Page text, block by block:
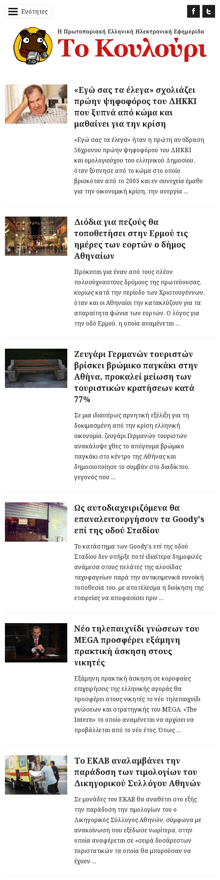
Ενότητες
«Εγώ σας τα έλεγα» σχολιάζει
πρώην ψηφοφόρος του ΔΗΚΚΙ
που ξυπνά από κώμα και
μαθαίνει για την κρίση
«Εγώ σας τα έλεγα» ήταν η πρώτη αντίδραση
56χρονου πρώην ψηφοφόρου του ΔΗΚΚΙ
και ομολογιούχου του ελληνικού Δημοσίου,
όταν ξύπνησε από το κώμα στο οποίο
βρισκόταν από το 2005 και εν συνεχεία έμαθε
για την οικονομική κρίση, την ανεργία ...
Διόδια για πεζούς θα
τοποθετήσει στην Ερμού τις
ημέρες των εορτών ο δήμος
Αθηναίων
Πρόκειται για έναν από τους πλέον
πολυσύχναστους δρόμους της πρωτεύουσας,
κυρίως κατά την περίοδο των Χριστουγέννων,
όταν και οι Αθηναίοι την κατακλύζουν για τα
απαραίτητα ψώνια των εορτών. Ο λόγος για
την οδό Ερμού, η οποία αναμένεται ...
Ζευγάρι Γερμανών τουριστών
βρίσκει βρώμικο παγκάκι στην
Αθήνα, προκαλεί μείωση των
τουριστικών κρατήσεων κατά
77%
Σε μια ιδιαιτέρως αρνητική εξέλιξη για τη
δοκιμασμένη από την κρίση ελληνική
οικονομία, ζευγάρι Γερμανών τουριστών
ανακάλυψε χθες το απόγευμα βρώμικο
παγκάκι στο κέντρο της Αθήνας και
δημοσιοποίησε το συμβάν στο διαδίκτυο,
γεγονός που ...
Ως αυτοδιαχειριζόμενα θα
επαναλειτουργήσουν τα Goody's
επί της οδού Σταδίου
To κατάστημα των Goody's επί της οδού
Σταδίου δεν υπήρξε ποτέ ιδιαίτερα δημοφιλές
ανάμεσα στους πελάτες της αλυσίδας
ταχυφαγείων παρά την αντικειμενικά ευνοϊκή
τοποθεσία του, με αποτέλεσμα η διοίκηση της
εταιρείας να αποφασίσει πριν ...
Νέο τηλεπαιχνίδι γνώσεων του
MEGA προσφέρει εξάμηνη
πρακτική άσκηση στους
νικητές
Εξάμηνη πρακτική άσκηση σε κορυφαίες
επιχειρήσεις της ελληνικής αγοράς θα
προσφέρει στους νικητές το νέο τηλεπαιχνίδι
γνώσεων και στρατηγικής του MEGA, «The
Intern» το οποίο αναμένεται να αρχίσει να
προβάλλεται από το νέο έτος. Όπως ...
Το ΕΚΑΒ αναλαμβάνει την
παράδοση των τιμολογίων του
Δικηγορικού Συλλόγου Αθηνών
Σε μονάδες του ΕΚΑΒ θα αναθέτει στο εξής
την παράδοση την τιμολογίων του ο
Δικηγορικός Σύλλογος Αθηνών, σύμφωνα με
ανακοίνωση που εξέδωσε νωρίτερα, στην
οποία αναφέρεται σε «σειρά δυσάρεστων
περιστατικών τα οποία θα μπορούσαν να
έχουν ...